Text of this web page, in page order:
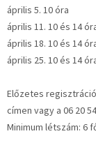
április 5. 10 óra
április 11. 10 és 14
április 18. 10 és 14
április 25. 10 és 14
Előzetes
címen vagy a 06 20
Minimum létszám: 6